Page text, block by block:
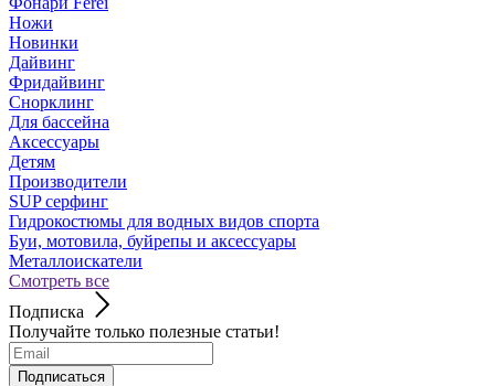
Ножи
Новинки
Дайвинг
Фридайвинг
Снорклинг
Для бассейна
Аксессуары
Детям
Производители
SUP серфинг
Гидрокостюмы для водных видов спорта
Буи, мотовила, буйрепы и аксессуары
Металлоискатели
Смотреть все
Подписка
Получайте только полезные статьи!
Подписаться